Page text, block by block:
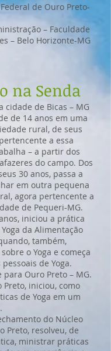
de Ouro Preto-
– Faculdade
– Belo Horizonte-MG
na Senda
cidade de Bicas – MG
de 14 anos em uma
rural, de seus
a essa
– a partir dos
do campo. Dos
30 anos, passa a
em outra pequena
agora pertencente a
de Pequeri-MG.
iniciou a prática
da Alimentação
também,
o Yoga e começa
de Yoga.
para Ouro Preto – MG.
Preto, iniciou, como
de Yoga em um
do Núcleo
Preto, resolveu, de
ministrar práticas